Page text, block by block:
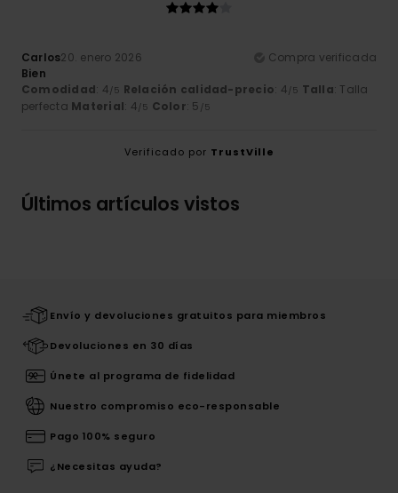
Carlos20. enero 2026
Compra verificada
Bien
Comodidad: 4/5 Relación calidad-precio: 4/5 Talla: Talla
perfecta Material: 4/5 Color: 5 /5
Verificado por TrustVille
Últimos artículos vistos
Envío y devoluciones gratuitos para miembros
Devoluciones en 30 días
Únete al programa de fidelidad
Nuestro compromiso eco-responsable
Pago 100% seguro
¿Necesitas ayuda?